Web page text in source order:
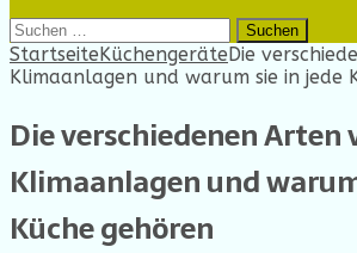
Suchen
nach:
StartseiteKüchengeräteDie
Klimaanlagen und warum sie in jede
Die verschiedenen Arten
Klimaanlagen und
Küche gehören